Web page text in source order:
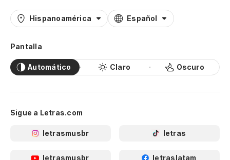
Hispanoamérica Español
Pantalla
Automático Claro Oscuro
Sigue a Letras.com
letrasmusbr letras
letrasmusbr letraslatam